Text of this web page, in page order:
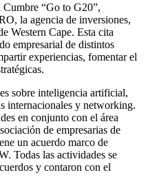
“Go to G20”,
la agencia de inversiones,
Western Cape. Esta cita
empresarial de distintos
experiencias, fomentar el
sobre inteligencia artificial,
internacionales y networking.
en conjunto con el área
de empresarias de
un acuerdo marco de
Todas las actividades se
y contaron con el